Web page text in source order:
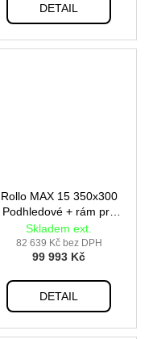
DETAIL
Rollo MAX 15 350x300
Podhledové + rám pro
vestavbu
Skladem ext.
82 639 Kč bez DPH
99 993 Kč
DETAIL